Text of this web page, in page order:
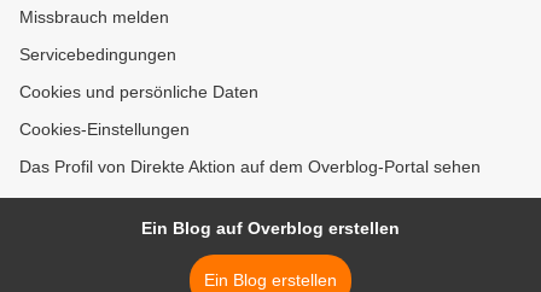
Missbrauch melden
Servicebedingungen
Cookies und persönliche Daten
Cookies-Einstellungen
Das Profil von Direkte Aktion auf dem Overblog-Portal sehen
Ein Blog auf Overblog erstellen
Ein Blog erstellen